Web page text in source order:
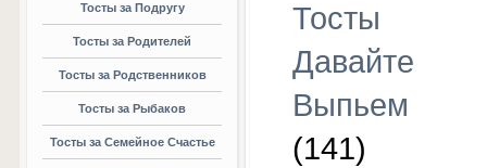
Тосты за Подругу
Тосты за Родителей
Тосты за Родственников
Тосты за Рыбаков
Тосты за Семейное Счастье
Тосты
Давайте
Выпьем
(141)